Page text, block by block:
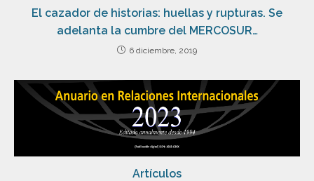
El cazador de historias: huellas y rupturas. Se
adelanta la cumbre del MERCOSUR…
6 diciembre, 2019
Artículos